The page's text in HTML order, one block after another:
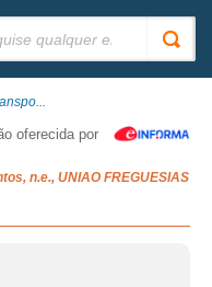
oferecida por
n.e., UNIAO FREGUESIAS